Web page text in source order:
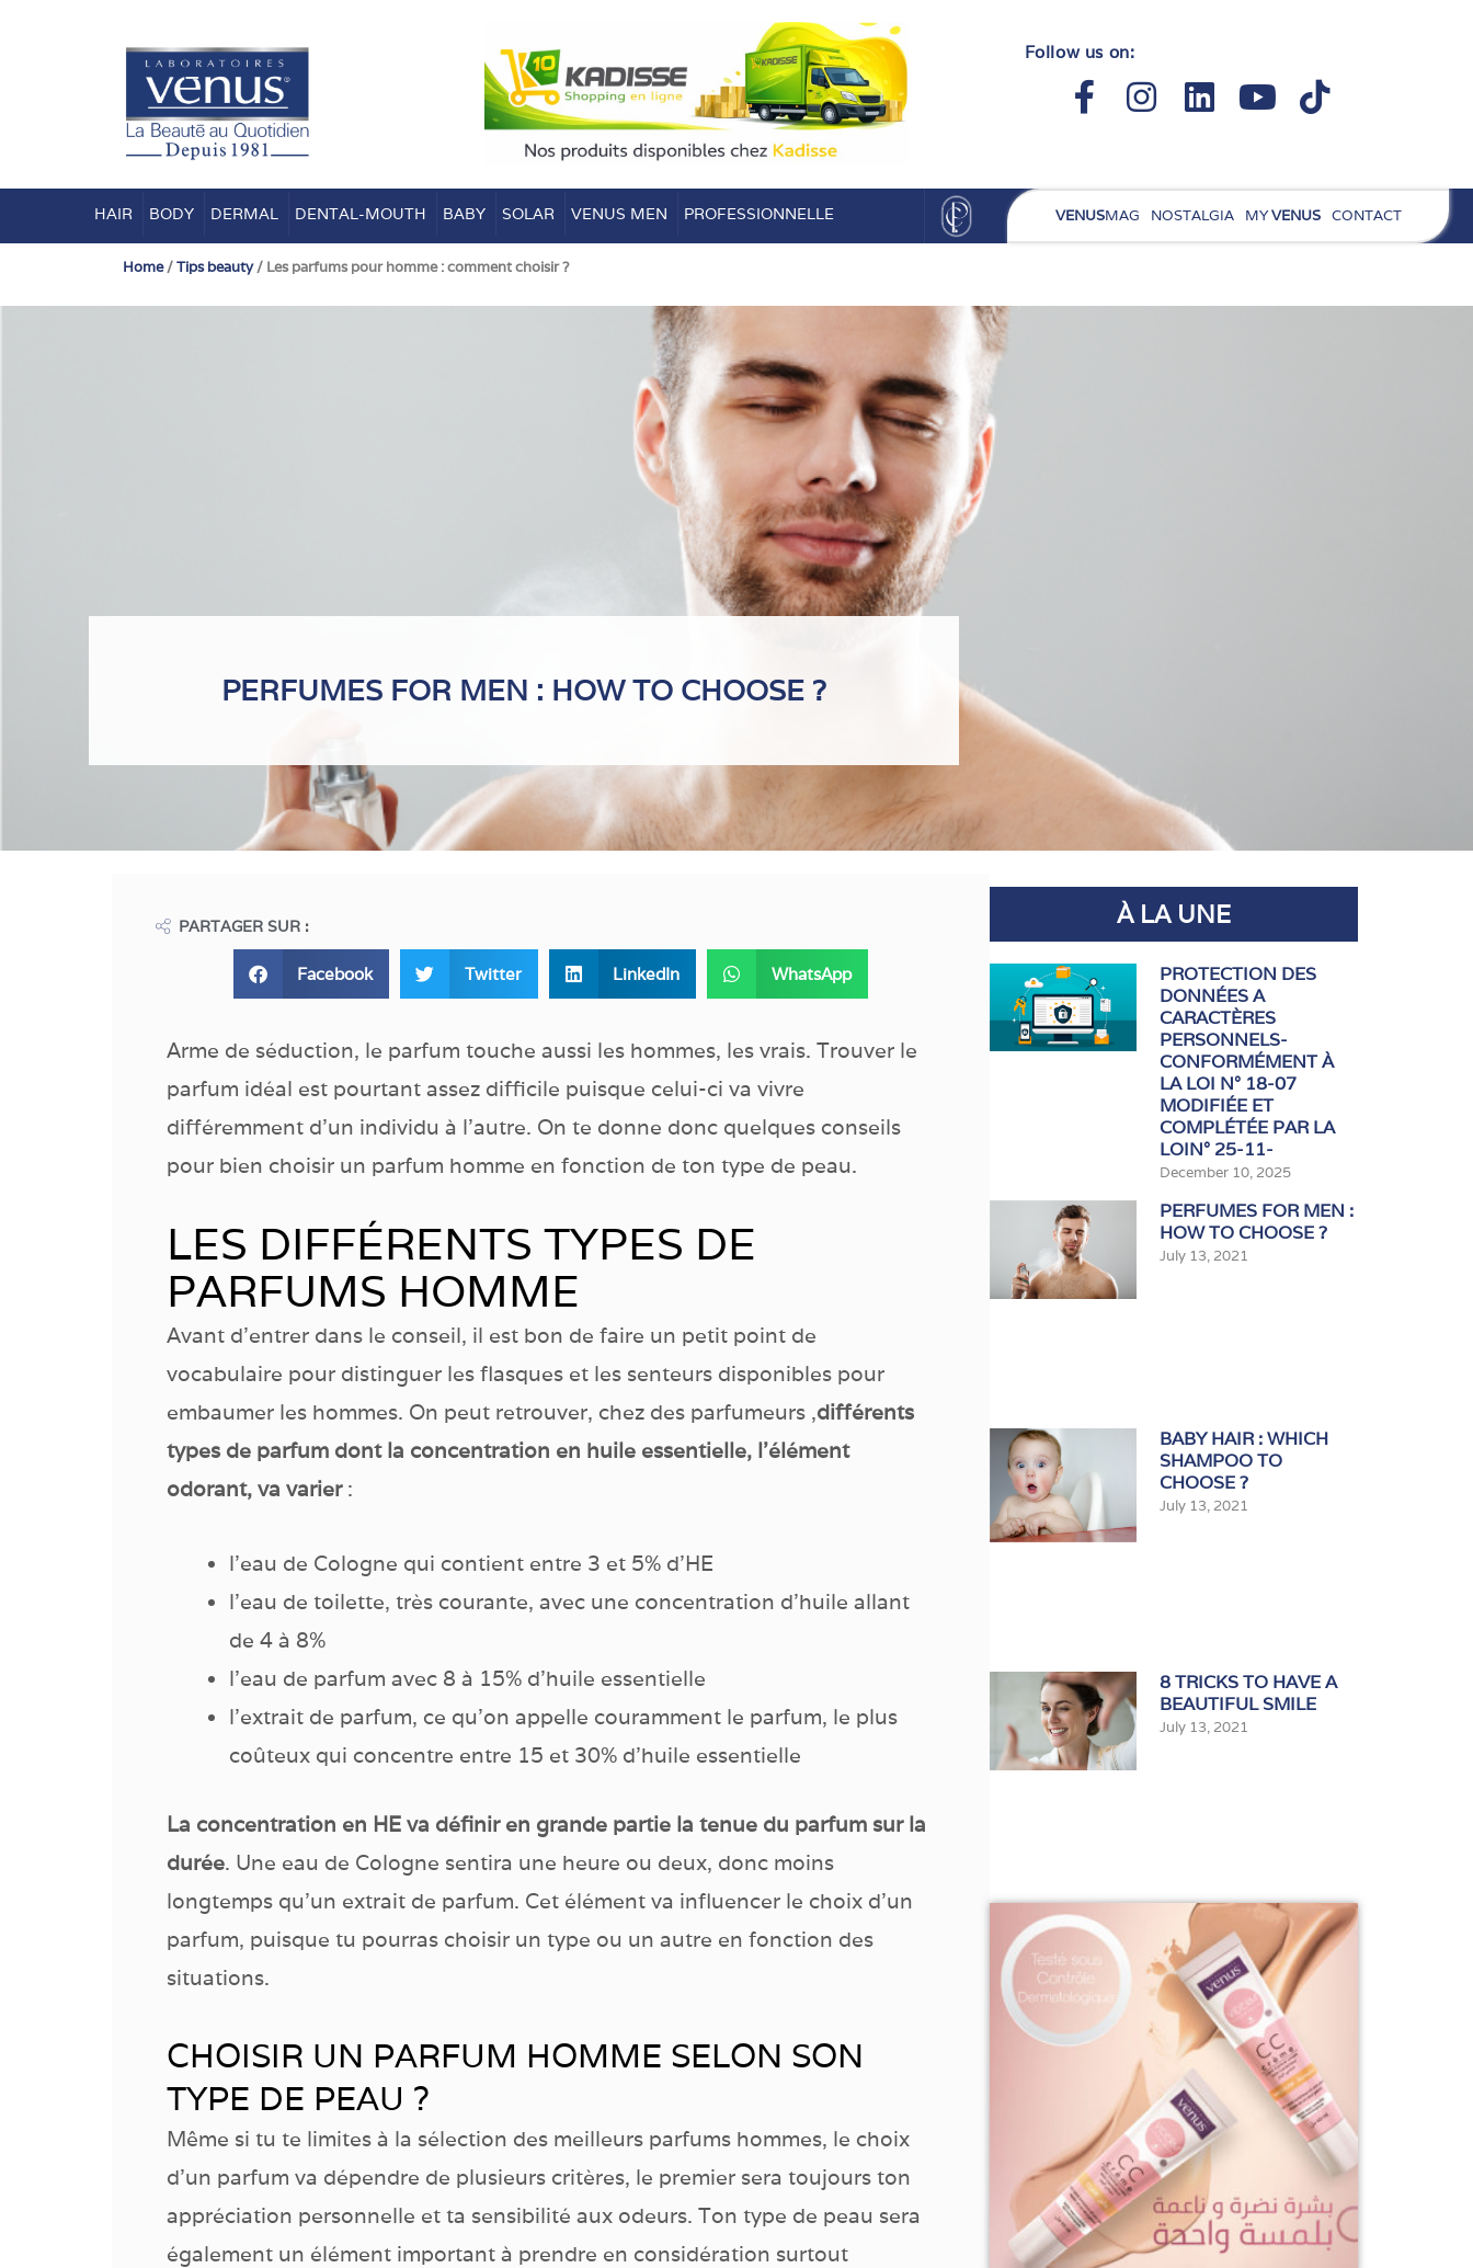
Follow us on:
Facebook-
f
Instagram
Linkedin
Youtube
Tiktok
HAIR BODY DERMAL DENTAL-MOUTH BABY SOLAR VENUS MEN PROFESSIONNELLE VENUSMAG NOSTALGIA MYVENUS CONTACT
Home/Tips beauty/ Les parfums pour homme : comment choisir ?
PERFUMES FOR MEN : HOW TO CHOOSE ?
PARTAGER SUR :
Facebook Twitter LinkedIn WhatsApp
Arme de séduction, le parfum touche aussi les hommes, les vrais. Trouver le
parfum idéal est pourtant assez difficile puisque celui-ci va vivre
différemment d’un individu à l’autre. On te donne donc quelques conseils
pour bien choisir un parfum homme en fonction de ton type de peau.
LES DIFFÉRENTS TYPES DE
PARFUMS HOMME
Avant d’entrer dans le conseil, il est bon de faire un petit point de
vocabulaire pour distinguer les flasques et les senteurs disponibles pour
embaumer les hommes. On peut retrouver, chez des parfumeurs ,différents
types de parfum dont la concentration en huile essentielle, l’élément
odorant, va varier:
l’eau de Cologne qui contient entre 3 et 5% d’HE
l’eau de toilette, très courante, avec une concentration d’huile allant
de 4 à 8%
l’eau de parfum avec 8 à 15% d’huile essentielle
l’extrait de parfum, ce qu’on appelle couramment le parfum, le plus
coûteux qui concentre entre 15 et 30% d’huile essentielle
La concentration en HE va définir en grande partie la tenue du parfum sur la
durée. Une eau de Cologne sentira une heure ou deux, donc moins
longtemps qu’un extrait de parfum. Cet élément va influencer le choix d’un
parfum, puisque tu pourras choisir un type ou un autre en fonction des
situations.
CHOISIR UN PARFUM HOMME SELON SON
TYPE DE PEAU ?
Même si tu te limites à la sélection des meilleurs parfums hommes, le choix
d’un parfum va dépendre de plusieurs critères, le premier sera toujours ton
appréciation personnelle et ta sensibilité aux odeurs. Ton type de peau sera
également un élément important à prendre en considération surtout
À LA UNE
PROTECTION DES
DONNÉES A
CARACTÈRES
PERSONNELS-
CONFORMÉMENT À
LA LOI N° 18-07
MODIFIÉE ET
COMPLÉTÉE PAR LA
LOIN° 25-11-
December 10, 2025
PERFUMES FOR MEN :
HOW TO CHOOSE ?
July 13, 2021
BABY HAIR : WHICH
SHAMPOO TO
CHOOSE ?
July 13, 2021
8 TRICKS TO HAVE A
BEAUTIFUL SMILE
July 13, 2021